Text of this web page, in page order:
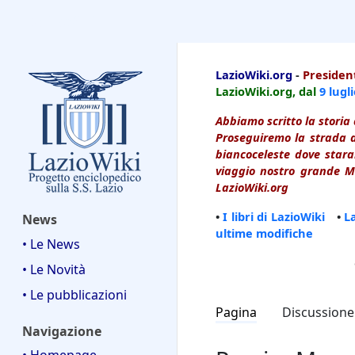
News
• Le News
• Le Novità
• Le pubblicazioni
Navigazione
LazioWiki.org -
LazioWiki.org, dal 9
Abbiamo scritto la
Proseguiremo la strada
biancoceleste dove
viaggio nostro grande
LazioWiki.org
•I libri di LazioWiki•
ultime modifiche
Pagina Discussione